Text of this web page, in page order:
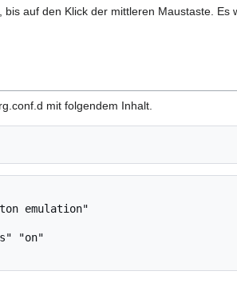
auf den Klick der mittleren Maustaste. Es
mit folgendem Inhalt.